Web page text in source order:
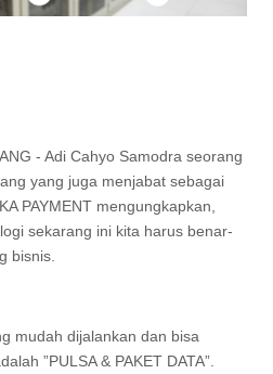
- Adi Cahyo Samodra seorang
yang juga menjabat sebagai
PAYMENT mengungkapkan,
sekarang ini kita harus benar-
bisnis.
mudah dijalankan dan bisa
”PULSA & PAKET DATA”.